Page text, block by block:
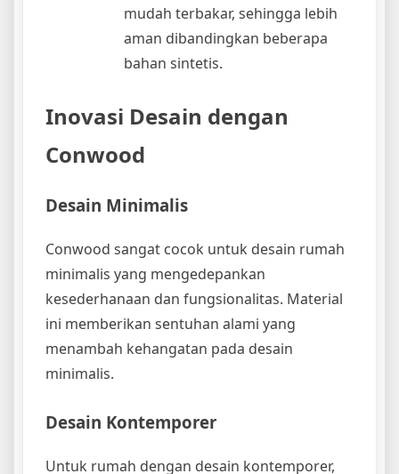
mudah terbakar, sehingga lebih
aman dibandingkan beberapa
bahan sintetis.
Inovasi Desain dengan
Conwood
Desain Minimalis
Conwood sangat cocok untuk desain rumah
minimalis yang mengedepankan
kesederhanaan dan fungsionalitas. Material
ini memberikan sentuhan alami yang
menambah kehangatan pada desain
minimalis.
Desain Kontemporer
Untuk rumah dengan desain kontemporer,